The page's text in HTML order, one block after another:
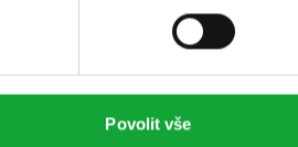
Povolit vše